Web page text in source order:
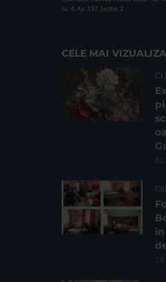
Sc. 4, Ap. 197, Sector 2
CELE MAI
în